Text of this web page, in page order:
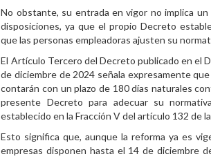
No obstante, su entrada en vigor no implica
disposiciones, ya que el propio Decreto
que las personas empleadoras ajusten su
El Artículo Tercero del Decreto publicado en el
de diciembre de 2024 señala expresamente
contarán con un plazo de 180 días naturales
presente Decreto para adecuar su
establecido en la Fracción V del artículo 132 de
Esto significa que, aunque la reforma ya es
empresas disponen hasta el 14 de diciembre